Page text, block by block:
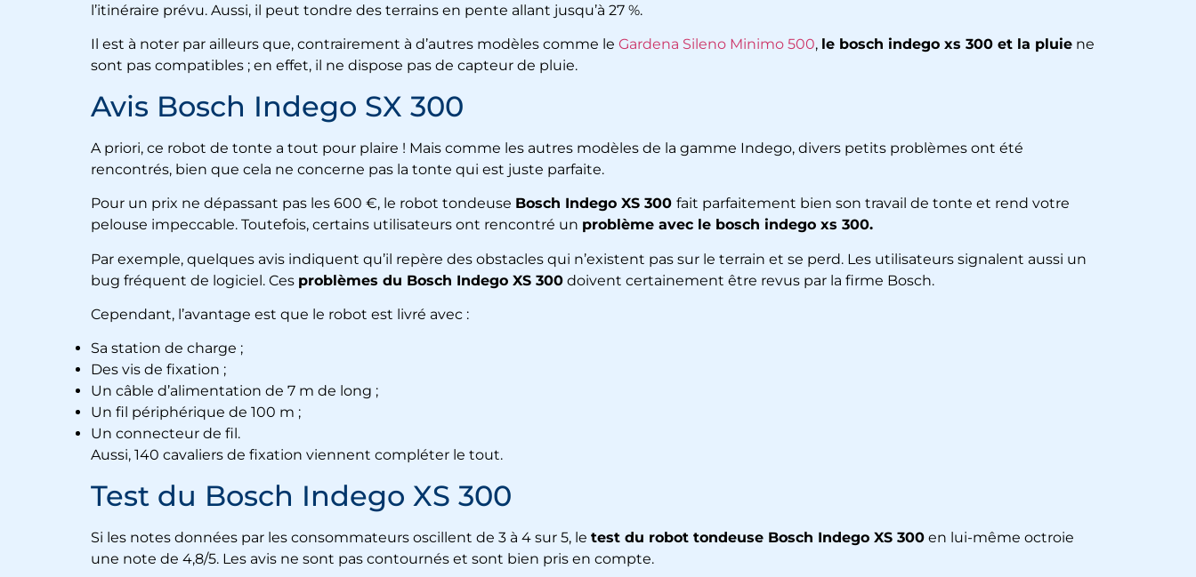
l’itinéraire prévu. Aussi, il peut tondre des terrains en pente allant jusqu’à 27 %.
Il est à noter par ailleurs que, contrairement à d’autres modèles comme le Gardena Sileno Minimo 500, le bosch indego xs 300 et la pluie ne
sont pas compatibles ; en effet, il ne dispose pas de capteur de pluie.
Avis Bosch Indego SX 300
A priori, ce robot de tonte a tout pour plaire ! Mais comme les autres modèles de la gamme Indego, divers petits problèmes ont été
rencontrés, bien que cela ne concerne pas la tonte qui est juste parfaite.
Pour un prix ne dépassant pas les 600 €, le robot tondeuse Bosch Indego XS 300 fait parfaitement bien son travail de tonte et rend votre
pelouse impeccable. Toutefois, certains utilisateurs ont rencontré un problème avec le bosch indego xs 300.
Par exemple, quelques avis indiquent qu’il repère des obstacles qui n’existent pas sur le terrain et se perd. Les utilisateurs signalent aussi un
bug fréquent de logiciel. Ces problèmes du Bosch Indego XS 300 doivent certainement être revus par la firme Bosch.
Cependant, l’avantage est que le robot est livré avec :
Sa station de charge ;
Des vis de fixation ;
Un câble d’alimentation de 7 m de long ;
Un fil périphérique de 100 m ;
Un connecteur de fil.
Aussi, 140 cavaliers de fixation viennent compléter le tout.
Test du Bosch Indego XS 300
Si les notes données par les consommateurs oscillent de 3 à 4 sur 5, le test du robot tondeuse Bosch Indego XS 300 en lui-même octroie
une note de 4,8/5. Les avis ne sont pas contournés et sont bien pris en compte.